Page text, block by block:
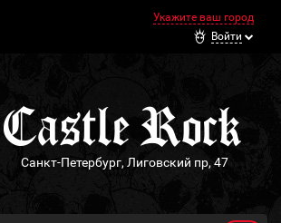
Укажите ваш город
Войти
Санкт-Петербург, Лиговский пр, 47